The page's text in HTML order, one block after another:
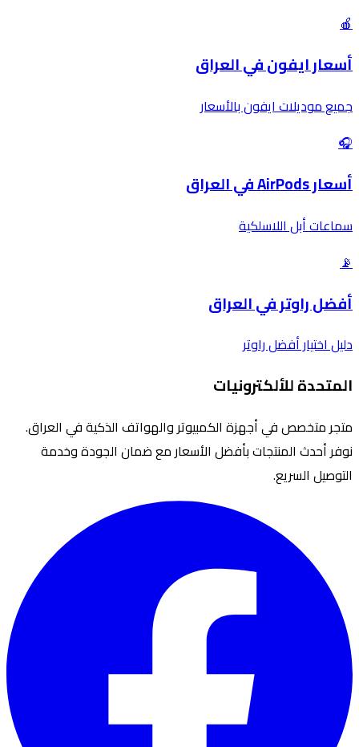
🍎
أسعار ايفون في العراق
جميع موديلات ايفون بالأسعار
🎧
أسعار AirPods في العراق
سماعات أبل اللاسلكية
📡
أفضل راوتر في العراق
دليل اختيار أفضل راوتر
المتحدة للألكترونيات
متجر متخصص في أجهزة الكمبيوتر والهواتف الذكية في العراق.
نوفر أحدث المنتجات بأفضل الأسعار مع ضمان الجودة وخدمة
التوصيل السريع.